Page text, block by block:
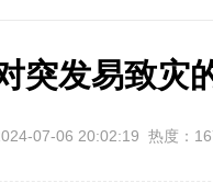
突发易致灾
07-06 20:02:19 热度：